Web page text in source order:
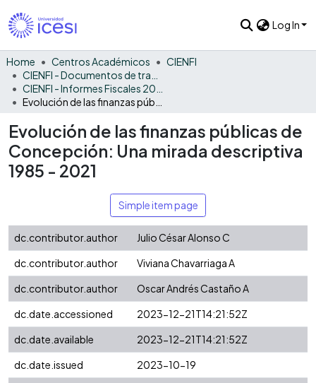
Log In
Home Centros Académicos
CIENFI
Evolución de las finanzas públicas de
Concepción: Una mirada descriptiva
1985 - 2021
Simple item page
dc.contributor.author
Julio César Alonso C
dc.contributor.author
Viviana Chavarriaga A
dc.contributor.author
Oscar Andrés Castaño A
dc.date.accessioned
2023-12-21T14:21:52Z
dc.date.available
2023-12-21T14:21:52Z
dc.date.issued
2023-10-19